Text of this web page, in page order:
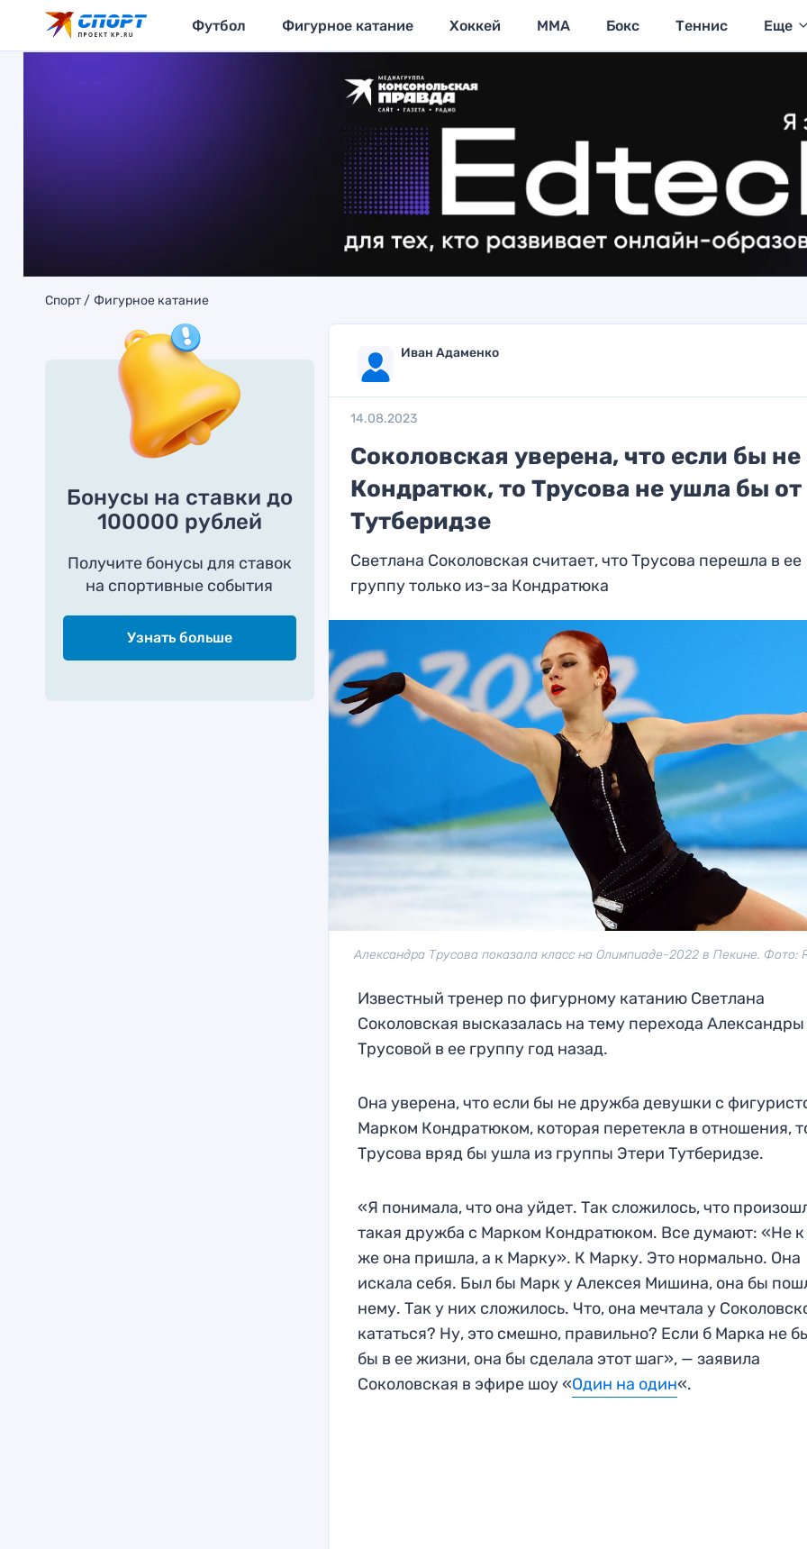
Футбол Фигурное катание Хоккей MMA Бокс Теннис Еще
Спорт Фигурное катание
Бонусы на ставки до
100000 рублей
Получите бонусы для ставок
на спортивные события
Узнать больше
Иван Адаменко
14.08.2023
Соколовская уверена, что если бы не
Кондратюк, то Трусова не ушла бы от
Тутберидзе
Светлана Соколовская считает, что Трусова перешла в ее
группу только из-за Кондратюка
Александра Трусова показала класс на Олимпиаде-2022 в Пекине. Фото:
Известный тренер по фигурному катанию Светлана
Соколовская высказалась на тему перехода Александры
Трусовой в ее группу год назад.
Она уверена, что если бы не дружба девушки с
Марком Кондратюком, которая перетекла в отношения,
Трусова вряд бы ушла из группы Этери Тутберидзе.
«Я понимала, что она уйдет. Так сложилось, что
такая дружба с Марком Кондратюком. Все думают: «Не
же она пришла, а к Марку». К Марку. Это нормально. Она
искала себя. Был бы Марк у Алексея Мишина, она бы
нему. Так у них сложилось. Что, она мечтала у
кататься? Ну, это смешно, правильно? Если б Марка не
бы в ее жизни, она бы сделала этот шаг», — заявила
Соколовская в эфире шоу «Один на один«.